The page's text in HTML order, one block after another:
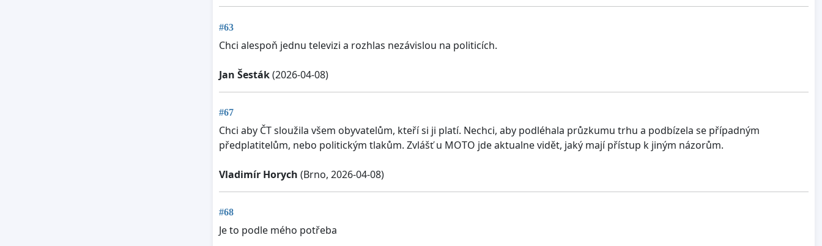
#63
Chci alespoň jednu televizi a rozhlas nezávislou na politicích.
Jan Šesták(2026-04-08)
#67
Chci aby ČT sloužila všem obyvatelům, kteří si ji platí. Nechci, aby podléhala průzkumu trhu a podbízela se případným
předplatitelům, nebo politickým tlakům. Zvlášť u MOTO jde aktualne vidět, jaký mají přístup k jiným názorům.
Vladimír Horych (Brno, 2026-04-08)
#68
Je to podle mého potřeba